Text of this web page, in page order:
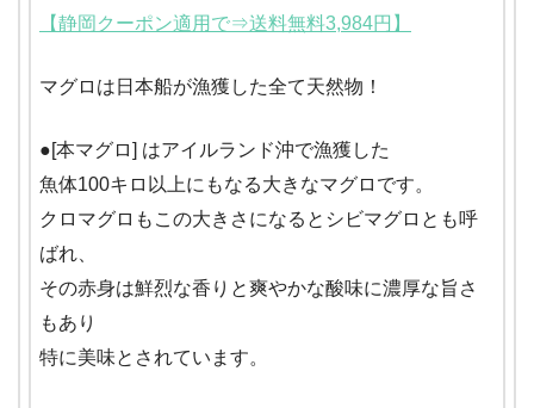
【静岡クーポン適用で⇒送料無料3,984円】
マグロは日本船が漁獲した全て天然物！
●[本マグロ] はアイルランド沖で漁獲した
魚体100キロ以上にもなる大きなマグロです。
クロマグロもこの大きさになるとシビマグロとも呼
ばれ、
その赤身は鮮烈な香りと爽やかな酸味に濃厚な旨さ
もあり
特に美味とされています。